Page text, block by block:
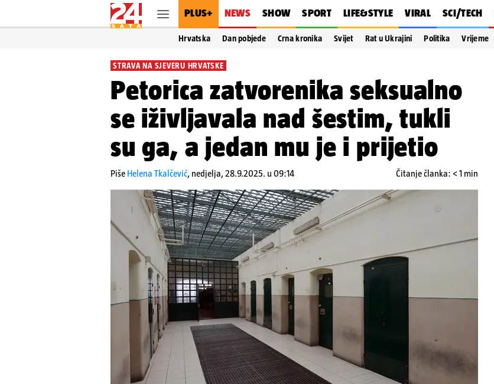
PLUS+ NEWS SHOW SPORT LIFE&STYLE VIRAL SCI/TECH
Hrvatska Dan pobjede Crna kronika Svijet Rat u Ukrajini Politika Vrijeme
STRAVA NA SJEVERU HRVATSKE
Petorica zatvorenika seksualno
se iživljavala nad šestim, tukli
su ga, a jedan mu je i prijetio
Piše Helena Tkalčević, nedjelja, 28.9.2025. u 09:14 Čitanje članka: < 1 min